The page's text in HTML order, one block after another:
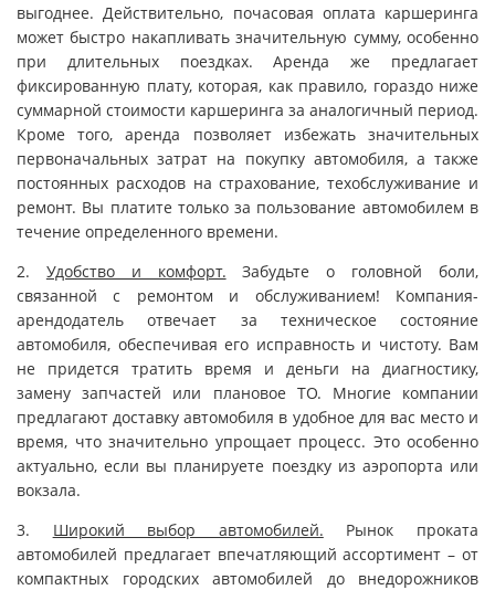
выгоднее. Действительно, почасовая оплата каршеринга
может быстро накапливать значительную сумму, особенно
при длительных поездках. Аренда же предлагает
фиксированную плату, которая, как правило, гораздо ниже
суммарной стоимости каршеринга за аналогичный период.
Кроме того, аренда позволяет избежать значительных
первоначальных затрат на покупку автомобиля, а также
постоянных расходов на страхование, техобслуживание и
ремонт. Вы платите только за пользование автомобилем в
течение определенного времени.
2. Удобство и комфорт. Забудьте о головной боли,
связанной с ремонтом и обслуживанием! Компания-
арендодатель отвечает за техническое состояние
автомобиля, обеспечивая его исправность и чистоту. Вам
не придется тратить время и деньги на диагностику,
замену запчастей или плановое ТО. Многие компании
предлагают доставку автомобиля в удобное для вас место и
время, что значительно упрощает процесс. Это особенно
актуально, если вы планируете поездку из аэропорта или
вокзала.
3. Широкий выбор автомобилей. Рынок проката
автомобилей предлагает впечатляющий ассортимент – от
компактных городских автомобилей до внедорожников